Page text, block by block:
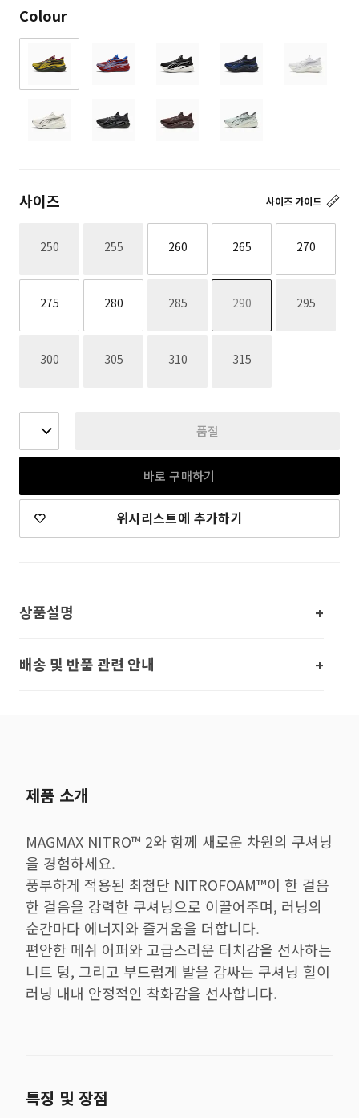
Colour
사이즈 가이드
사이즈
250재고없음 255재고없음 260 265 270
275 280 285재고없음 290재고없음 295재고없음
300재고없음 305재고없음 310재고없음 315재고없음
품절
바로 구매하기
위시리스트에 추가하기
상품설명
배송 및 반품 관련 안내
제품 소개
MAGMAX NITRO™ 2와 함께 새로운 차원의 쿠셔닝
을 경험하세요.
풍부하게 적용된 최첨단 NITROFOAM™이 한 걸음
한 걸음을 강력한 쿠셔닝으로 이끌어주며, 러닝의
순간마다 에너지와 즐거움을 더합니다.
편안한 메쉬 어퍼와 고급스러운 터치감을 선사하는
니트 텅, 그리고 부드럽게 발을 감싸는 쿠셔닝 힐이
러닝 내내 안정적인 착화감을 선사합니다.
특징 및 장점